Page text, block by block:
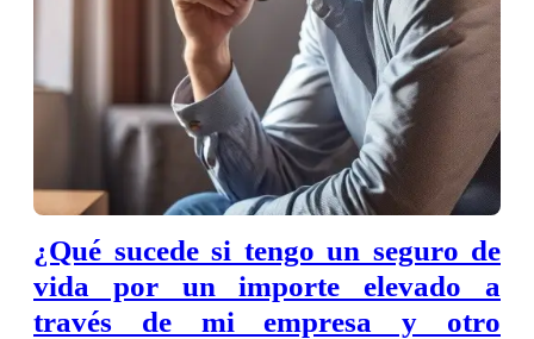
¿Qué sucede si tengo un seguro de
vida por un importe elevado a
través de mi empresa y otro